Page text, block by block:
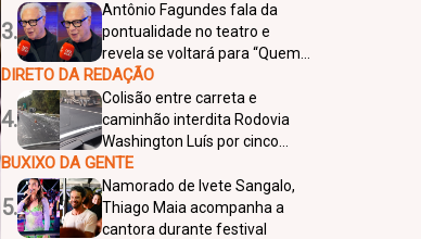
3.
Antônio Fagundes fala da
pontualidade no teatro e
revela se voltará para “Quem
Ama Cuida”
DIRETO DA REDAÇÃO
4.
Colisão entre carreta e
caminhão interdita Rodovia
Washington Luís por cinco
horas em Catiguá
BUXIXO DA GENTE
5.
Namorado de Ivete Sangalo,
Thiago Maia acompanha a
cantora durante festival